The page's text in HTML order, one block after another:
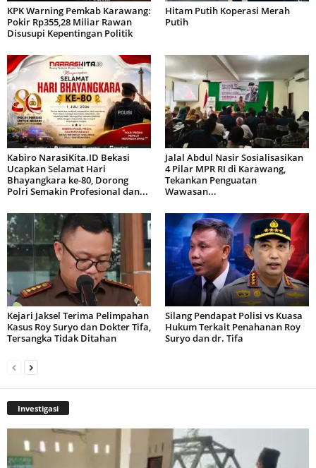
KPK Warning Pemkab Karawang:
Pokir Rp355,28 Miliar Rawan
Disusupi Kepentingan Politik
Hitam Putih Koperasi Merah
Putih
Kabiro NarasiKita.ID Bekasi
Ucapkan Selamat Hari
Bhayangkara ke-80, Dorong
Polri Semakin Profesional dan...
Jalal Abdul Nasir Sosialisasikan
4 Pilar MPR RI di Karawang,
Tekankan Penguatan
Wawasan...
Kejari Jaksel Terima Pelimpahan
Kasus Roy Suryo dan Dokter Tifa,
Tersangka Tidak Ditahan
Silang Pendapat Polisi vs Kuasa
Hukum Terkait Penahanan Roy
Suryo dan dr. Tifa
Investigasi